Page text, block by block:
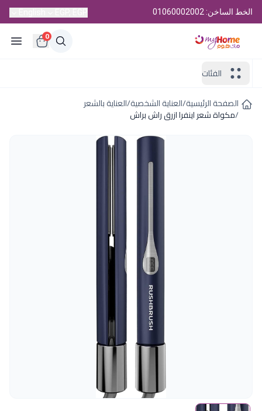
الخط الساخن: 01060002002
0
الفئات
الصفحة الرئيسية/العناية الشخصية/العناية بالشعر
/مكواة شعر اينفرا ازرق راش براش